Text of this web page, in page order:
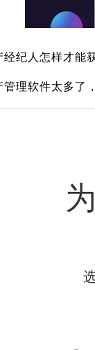
经纪人怎样才能
管理软件太多了